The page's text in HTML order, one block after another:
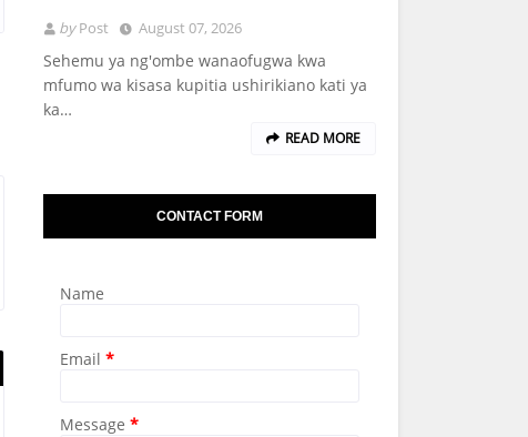
byPost August 07, 2026
Sehemu ya ng'ombe wanaofugwa kwa
mfumo wa kisasa kupitia ushirikiano kati ya
ka…
READ MORE
CONTACT FORM
Name
Email *
Message *